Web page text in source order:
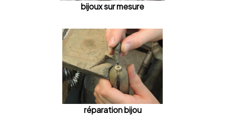
bijoux sur mesure
réparation bijou